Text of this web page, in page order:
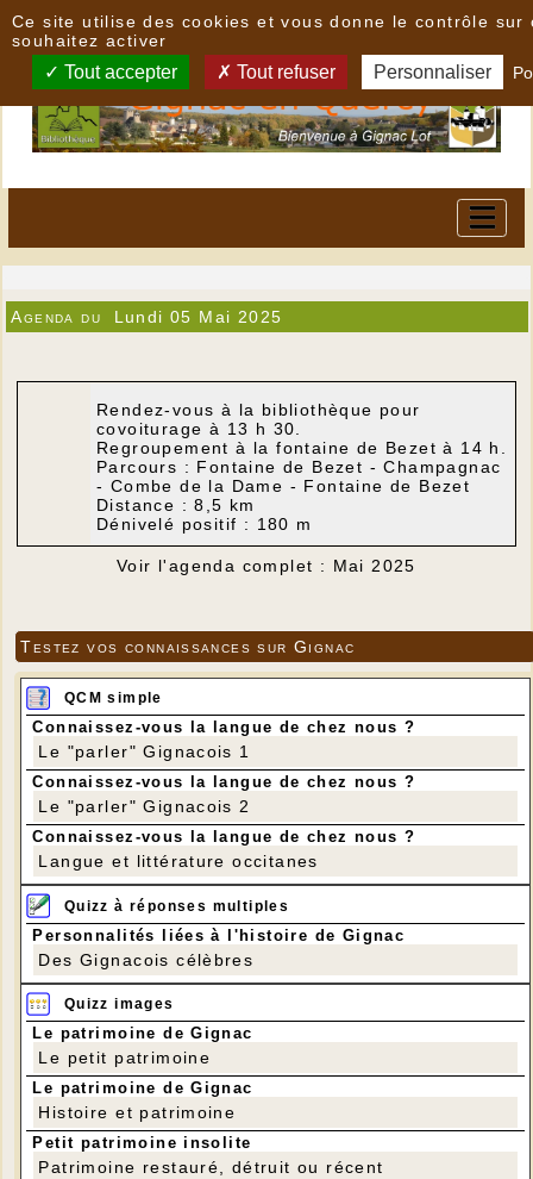
Agenda du Lundi 05 Mai 2025
Rendez-vous à la bibliothèque pour
covoiturage à 13 h 30.
Regroupement à la fontaine de Bezet à 14 h.
Parcours : Fontaine de Bezet - Champagnac
- Combe de la Dame - Fontaine de Bezet
Distance : 8,5 km
Dénivelé positif : 180 m
Voir l'agenda complet : Mai 2025
Testez vos connaissances sur Gignac
QCM simple
Connaissez-vous la langue de chez nous ?
Le "parler" Gignacois 1
Connaissez-vous la langue de chez nous ?
Le "parler" Gignacois 2
Connaissez-vous la langue de chez nous ?
Langue et littérature occitanes
Quizz à réponses multiples
Personnalités liées à l'histoire de Gignac
Des Gignacois célèbres
Quizz images
Le patrimoine de Gignac
Le petit patrimoine
Le patrimoine de Gignac
Histoire et patrimoine
Petit patrimoine insolite
Patrimoine restauré, détruit ou récent
Ce site utilise des cookies et vous donne le contrôle sur
souhaitez activer
Tout accepter Tout refuser Personnaliser